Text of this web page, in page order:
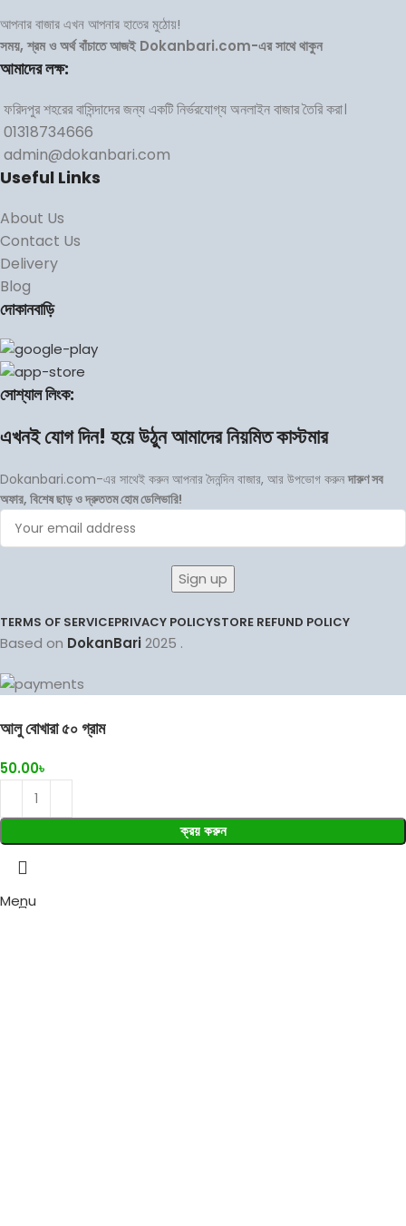
আপনার বাজার এখন আপনার হাতের মুঠোয়!
সময়, শ্রম ও অর্থ বাঁচাতে আজই Dokanbari.com-এর সাথে থাকুন
আমাদের লক্ষ:
ফরিদপুর শহরের বাসিন্দাদের জন্য একটি নির্ভরযোগ্য অনলাইন বাজার তৈরি করা।
01318734666
admin@dokanbari.com
Useful Links
About Us
Contact Us
Delivery
Blog
দোকানবাড়ি
সোশ্যাল লিংক:
এখনই যোগ দিন! হয়ে উঠুন আমাদের নিয়মিত কাস্টমার
Dokanbari.com-এর সাথেই করুন আপনার দৈনন্দিন বাজার, আর উপভোগ করুনদারুণ সব
অফার, বিশেষ ছাড় ও দ্রুততম হোম ডেলিভারি!
TERMS OF SERVICEPRIVACY POLICYSTORE REFUND POLICY
Based on DokanBari2025 .
আলু বোখারা ৫০ গ্রাম
50.00৳
ক্রয় করুন
Menu